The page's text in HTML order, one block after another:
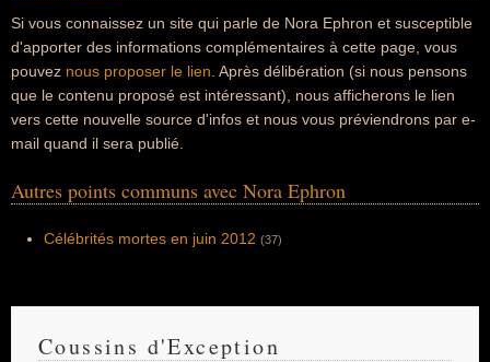
Si vous connaissez un site qui parle de Nora Ephron et susceptible
d'apporter des informations complémentaires à cette page, vous
pouvez nous proposer le lien . Après délibération (si nous pensons
que le contenu proposé est intéressant), nous afficherons le lien
vers cette nouvelle source d'infos et nous vous préviendrons par e-
mail quand il sera publié.
Autres points communs avec Nora Ephron
Célébrités mortes en juin 2012 (37)
Coussins d'Exception